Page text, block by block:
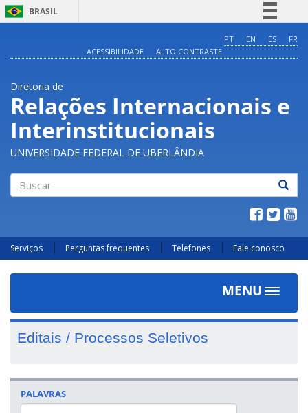
BRASIL
Comunica BR
Acesso à informação
Legislação
Canais
PT EN ES
FR
ACESSIBILIDADE
ALTO CONTRASTE
Diretoria de
Relações Internacionais e
Interinstitucionais
UNIVERSIDADE FEDERAL DE UBERLÂNDIA
Serviços Perguntas frequentes Telefones Fale conosco
MENU
Toggle
Editais / Processos Seletivos
PALAVRAS